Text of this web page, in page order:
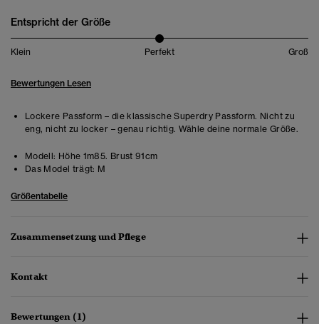
Entspricht der Größe
Klein Perfekt Groß
Bewertungen Lesen
Lockere Passform – die klassische Superdry Passform. Nicht zu
eng, nicht zu locker – genau richtig. Wähle deine normale Größe.
Modell: Höhe 1m85. Brust 91cm
Das Model trägt: M
Größentabelle
Zusammensetzung und Pflege
Kontakt
Bewertungen (1)